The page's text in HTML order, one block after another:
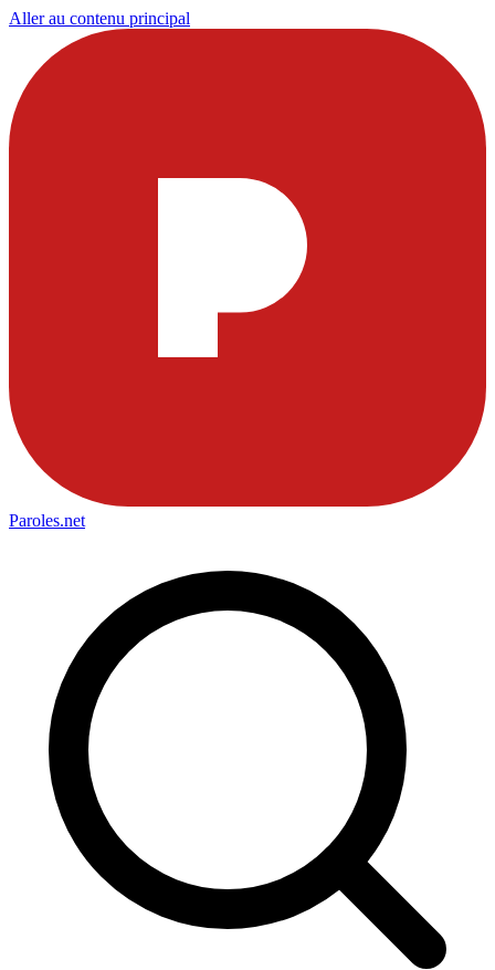
Aller au contenu principal
Paroles.net